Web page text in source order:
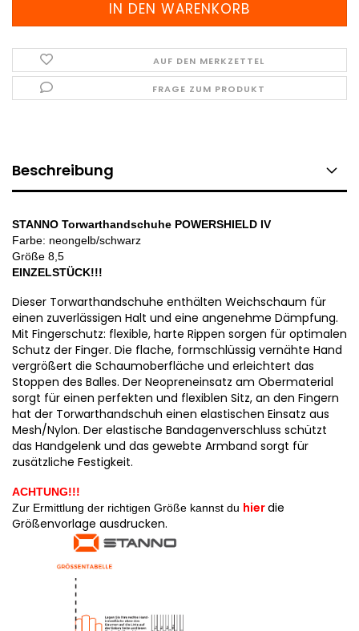
AUF DEN MERKZETTEL
FRAGE ZUM PRODUKT
Beschreibung
STANNO Torwarthandschuhe POWERSHIELD IV
Farbe: neongelb/schwarz
Größe 8,5
EINZELSTÜCK!!!
Dieser Torwarthandschuhe enthälten Weichschaum für
einen zuverlässigen Halt und eine angenehme Dämpfung.
Mit Fingerschutz: flexible, harte Rippen sorgen für optimalen
Schutz der Finger. Die flache, formschlüssig vernähte Hand
vergrößert die Schaumoberfläche und erleichtert das
Stoppen des Balles. Der Neopreneinsatz am Obermaterial
sorgt für einen perfekten und flexiblen Sitz, an den Fingern
hat der Torwarthandschuh einen elastischen Einsatz aus
Mesh/Nylon. Der elastische Bandagenverschluss schützt
das Handgelenk und das gewebte Armband sorgt für
zusätzliche Festigkeit.
ACHTUNG!!!
Zur Ermittlung der richtigen Größe kannst du hierdie
Größenvorlage ausdrucken.